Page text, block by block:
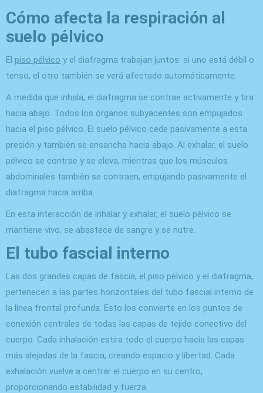
Cómo afecta la respiración al
suelo pélvico
El piso pélvico y el diafragma trabajan juntos: si uno está débil o
tenso, el otro también se verá afectado automáticamente.
A medida que inhala, el diafragma se contrae activamente y tira
hacia abajo. Todos los órganos subyacentes son empujados
hacia el piso pélvico. El suelo pélvico cede pasivamente a esta
presión y también se ensancha hacia abajo. Al exhalar, el suelo
pélvico se contrae y se eleva, mientras que los músculos
abdominales también se contraen, empujando pasivamente el
diafragma hacia arriba.
En esta interacción de inhalar y exhalar, el suelo pélvico se
mantiene vivo, se abastece de sangre y se nutre.
El tubo fascial interno
Las dos grandes capas de fascia, el piso pélvico y el diafragma,
pertenecen a las partes horizontales del tubo fascial interno de
la línea frontal profunda. Esto los convierte en los puntos de
conexión centrales de todas las capas de tejido conectivo del
cuerpo. Cada inhalación estira todo el cuerpo hacia las capas
más alejadas de la fascia, creando espacio y libertad. Cada
exhalación vuelve a centrar el cuerpo en su centro,
proporcionando estabilidad y fuerza.